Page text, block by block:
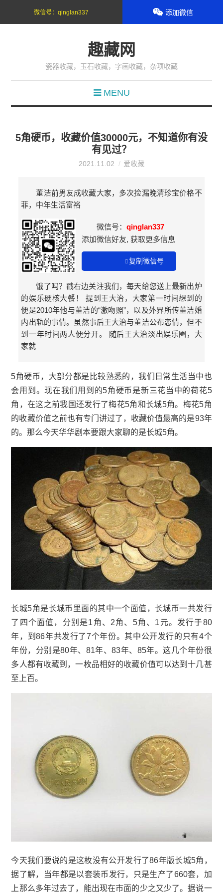
趣藏网
瓷器收藏，玉石收藏，字画收藏，杂项收藏
MENU
5角硬币，收藏价值30000元，不知道你有没
有见过？
2021.11.02 爱收藏
董洁前男友成收藏大家，多次捡漏晚清珍宝价格不
菲，中年生活富裕
微信号：qinglan337
添加微信好友, 获取更多信息
复制微信号
饿了吗？戳右边关注我们，每天给您送上最新出炉
的娱乐硬核大餐！ 提到王大治，大家第一时间想到的
便是2010年他与董洁的“激吻照”，以及外界所传董洁婚
内出轨的事情。虽然事后王大治与董洁公布恋情，但不
到一年时间两人便分开。 随后王大治淡出娱乐圈，大
家就
5角硬币，大部分都是比较熟悉的，我们日常生活当中也
会用到。现在我们用到的5角硬币是新三花当中的荷花5
角，在这之前我国还发行了梅花5角和长城5角。梅花5角
的收藏价值之前也有专门讲过了，收藏价值最高的是93年
的。那么今天华华剧本要跟大家聊的是长城5角。
长城5角是长城币 里面的其中一个面值，长城币一共发行
了四个面值，分别是1角、2角、5角、1元。发行于80
年，到86年共发行了7个年份。其中公开发行的只有4个
年份，分别是80年、81年、83年、85年。这几个年份很
多人都有收藏到，一枚品相好的收藏价值可以达到十几甚
至上百。
今天我们要说的是这枚没有公开发行了86年版长城5角，
据了解，当年都是以套装币发行，只是生产了660套，加
上那么多年过去了，能出现在市面的少之又少了。据说一
微信号：qinglan337 添加微信